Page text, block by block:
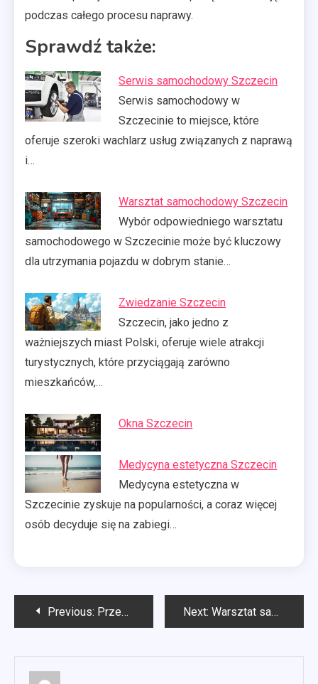
podczas całego procesu naprawy.
Sprawdź także:
Serwis samochodowy Szczecin
Serwis samochodowy w
Szczecinie to miejsce, które
oferuje szeroki wachlarz usług związanych z naprawą
i…
Warsztat samochodowy Szczecin
Wybór odpowiedniego warsztatu
samochodowego w Szczecinie może być kluczowy
dla utrzymania pojazdu w dobrym stanie…
Zwiedzanie Szczecin
Szczecin, jako jedno z
ważniejszych miast Polski, oferuje wiele atrakcji
turystycznych, które przyciągają zarówno
mieszkańców,…
Okna Szczecin
Medycyna estetyczna Szczecin
Medycyna estetyczna w
Szczecinie zyskuje na popularności, a coraz więcej
osób decyduje się na zabiegi…
Nawigacja
Previous: Przewóz rzeczy Wrocław Next: Warsztat samochodowy ile luxów?